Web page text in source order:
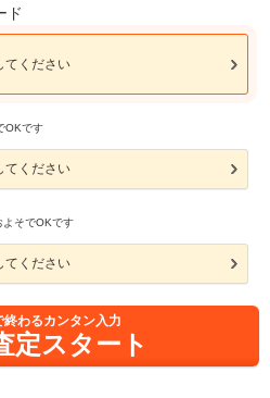
ド
てください
OKです
てください
そでOKです
てください
終わるカンタン入力
定スタート